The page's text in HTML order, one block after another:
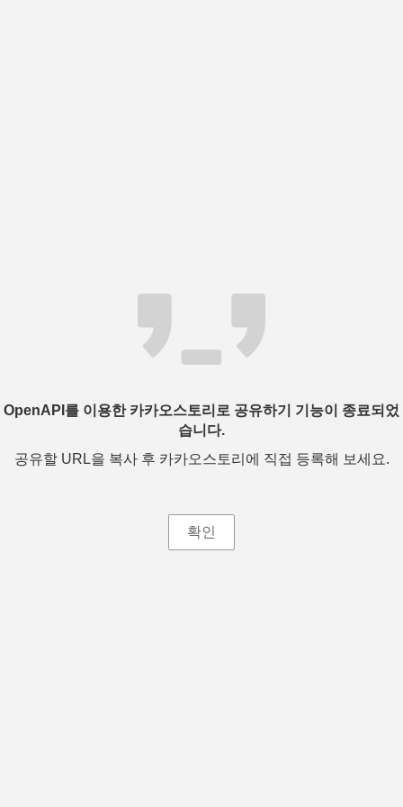
OpenAPI를 이용한 카카오스토리로 공유하기 기능이 종료되었
습니다.
공유할 URL을 복사 후 카카오스토리에 직접 등록해 보세요.
확인